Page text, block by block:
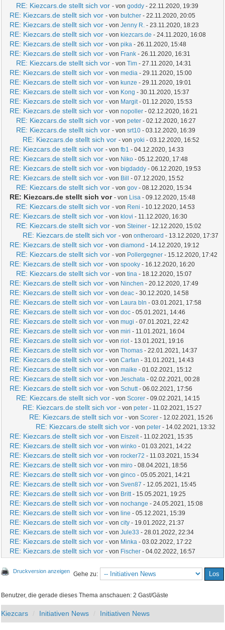
RE: Kiezcars.de stellt sich vor - vongoddy - 22.11.2020, 19:39
RE: Kiezcars.de stellt sich vor - von butcher - 22.11.2020, 20:05
RE: Kiezcars.de stellt sich vor - vonJenny R. - 23.11.2020, 18:23
RE: Kiezcars.de stellt sich vor - von kiezcars.de - 24.11.2020, 16:08
RE: Kiezcars.de stellt sich vor - vonpika - 26.11.2020, 15:48
RE: Kiezcars.de stellt sich vor - von Frank - 26.11.2020, 16:31
RE: Kiezcars.de stellt sich vor - vonTim - 27.11.2020, 14:31
RE: Kiezcars.de stellt sich vor - vonmedia - 29.11.2020, 15:00
RE: Kiezcars.de stellt sich vor - von kunze - 29.11.2020, 19:01
RE: Kiezcars.de stellt sich vor - von Kong - 30.11.2020, 15:37
RE: Kiezcars.de stellt sich vor - von Margit- 01.12.2020, 15:53
RE: Kiezcars.de stellt sich vor - vonnopoller - 02.12.2020, 16:21
RE: Kiezcars.de stellt sich vor - vonpeter - 02.12.2020, 16:27
RE: Kiezcars.de stellt sich vor - vonsrt10 - 03.12.2020, 16:39
RE: Kiezcars.de stellt sich vor - vonyoki - 03.12.2020, 16:52
RE: Kiezcars.de stellt sich vor - vonfb1 - 04.12.2020, 14:33
RE: Kiezcars.de stellt sich vor - von Niko - 05.12.2020, 17:48
RE: Kiezcars.de stellt sich vor - von bigdaddy - 06.12.2020, 19:53
RE: Kiezcars.de stellt sich vor - von Bill - 07.12.2020, 15:52
RE: Kiezcars.de stellt sich vor - vongov - 08.12.2020, 15:34
RE: Kiezcars.de stellt sich vor - von Lisa - 09.12.2020, 15:48
RE: Kiezcars.de stellt sich vor - von Reni - 10.12.2020, 14:53
RE: Kiezcars.de stellt sich vor - von klovi - 11.12.2020, 16:30
RE: Kiezcars.de stellt sich vor - vonSteiner - 12.12.2020, 15:02
RE: Kiezcars.de stellt sich vor - vonontheroard - 13.12.2020, 17:37
RE: Kiezcars.de stellt sich vor - vondiamond - 14.12.2020, 19:12
RE: Kiezcars.de stellt sich vor - von Pollergegner - 15.12.2020, 17:42
RE: Kiezcars.de stellt sich vor - vonspooky - 16.12.2020, 16:20
RE: Kiezcars.de stellt sich vor - vontina - 18.12.2020, 15:07
RE: Kiezcars.de stellt sich vor - von Ninchen - 20.12.2020, 17:49
RE: Kiezcars.de stellt sich vor - vondeac - 30.12.2020, 14:58
RE: Kiezcars.de stellt sich vor - von Laura bln - 03.01.2021, 17:58
RE: Kiezcars.de stellt sich vor - vondoc - 05.01.2021, 14:46
RE: Kiezcars.de stellt sich vor - vonmugi - 07.01.2021, 22:42
RE: Kiezcars.de stellt sich vor - vonmiri - 11.01.2021, 16:04
RE: Kiezcars.de stellt sich vor - vonriot- 13.01.2021, 19:16
RE: Kiezcars.de stellt sich vor - vonThomas - 22.01.2021, 14:37
RE: Kiezcars.de stellt sich vor - vonCarfan - 31.01.2021, 14:43
RE: Kiezcars.de stellt sich vor - vonmaike - 01.02.2021, 15:12
RE: Kiezcars.de stellt sich vor - vonJeschata - 02.02.2021, 00:28
RE: Kiezcars.de stellt sich vor - vonSchutt- 06.02.2021, 17:56
RE: Kiezcars.de stellt sich vor - vonScorer - 09.02.2021, 14:15
RE: Kiezcars.de stellt sich vor - vonpeter - 11.02.2021, 15:27
RE: Kiezcars.de stellt sich vor - vonScorer - 12.02.2021, 15:26
RE: Kiezcars.de stellt sich vor - vonpeter - 14.02.2021, 13:32
RE: Kiezcars.de stellt sich vor - von Eiszeit- 11.02.2021, 15:35
RE: Kiezcars.de stellt sich vor - vonwinko - 01.03.2021, 14:22
RE: Kiezcars.de stellt sich vor - vonrocker72 - 11.03.2021, 15:34
RE: Kiezcars.de stellt sich vor - vonmiro - 08.04.2021, 18:56
RE: Kiezcars.de stellt sich vor - vonginco - 05.05.2021, 14:21
RE: Kiezcars.de stellt sich vor - vonSven87 - 12.05.2021, 15:45
RE: Kiezcars.de stellt sich vor - von Britt- 15.05.2021, 19:25
RE: Kiezcars.de stellt sich vor - vonnochange - 24.05.2021, 15:08
RE: Kiezcars.de stellt sich vor - von line - 05.12.2021, 15:39
RE: Kiezcars.de stellt sich vor - voncity - 19.01.2022, 21:37
RE: Kiezcars.de stellt sich vor - vonJule33 - 28.01.2022, 22:34
RE: Kiezcars.de stellt sich vor - von Minka - 03.02.2022, 17:22
RE: Kiezcars.de stellt sich vor - von Fischer - 04.02.2022, 16:57
Druckversion anzeigen Gehe zu:
Benutzer, die gerade dieses Thema anschauen: 2 Gast/Gäste
Kiezcars Initiativen News Initiativen News